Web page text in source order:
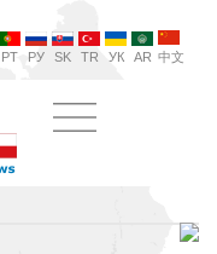
PT РУ SK TR УК AR 中文